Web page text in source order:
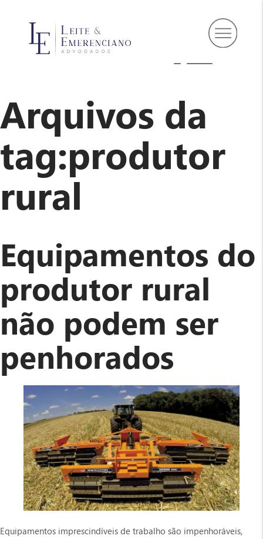
Arquivos da
tag:produtor
rural
Equipamentos do
produtor rural
não podem ser
penhorados
Equipamentos imprescindíveis de trabalho são impenhoráveis,